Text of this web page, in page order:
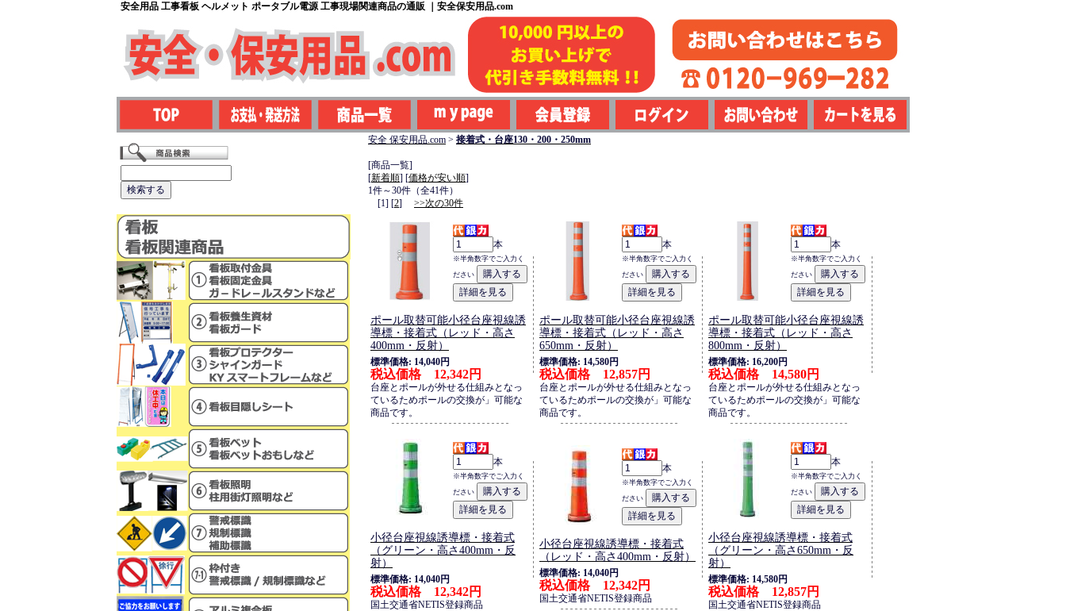
安全用品 工事看板 ヘルメット ポータブル電源 工事現場関連商品の通販 ｜安全保安用品.com
安全 保安用品.com > 接着式・台座130・200・250mm
[商品一覧]
[新着順] [価格が安い順]
1件～30件（全41件）
[1] [2] >>次の30件
本
※半角数字でご入力く
ださい
ポール取替可能小径台座視線誘
導標・接着式（レッド・高さ
400mm・反射）
標準価格: 14,040円
税込価格 12,342円
台座とポールが外せる仕組みとなっ
ているためポールの交換が」可能な
商品です。
本
※半角数字でご入力く
ださい
ポール取替可能小径台座視線誘
導標・接着式（レッド・高さ
650mm・反射）
標準価格: 14,580円
税込価格 12,857円
台座とポールが外せる仕組みとなっ
ているためポールの交換が」可能な
商品です。
本
※半角数字でご入力く
ださい
ポール取替可能小径台座視線誘
導標・接着式（レッド・高さ
800mm・反射）
標準価格: 16,200円
税込価格 14,580円
台座とポールが外せる仕組みとなっ
ているためポールの交換が」可能な
商品です。
本
※半角数字でご入力く
ださい
小径台座視線誘導標・接着式
（グリーン・高さ400mm・反
射）
標準価格: 14,040円
税込価格 12,342円
国土交通省NETIS登録商品
本
※半角数字でご入力く
ださい
小径台座視線誘導標・接着式
（レッド・高さ400mm・反射）
標準価格: 14,040円
税込価格 12,342円
国土交通省NETIS登録商品
本
※半角数字でご入力く
ださい
小径台座視線誘導標・接着式
（グリーン・高さ650mm・反
射）
標準価格: 14,580円
税込価格 12,857円
国土交通省NETIS登録商品